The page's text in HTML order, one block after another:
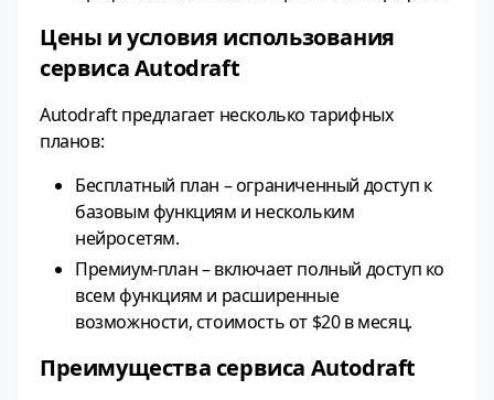
Цены и условия использования
сервиса Autodraft
Autodraft предлагает несколько тарифных
планов:
Бесплатный план – ограниченный доступ к
базовым функциям и нескольким
нейросетям.
Премиум-план – включает полный доступ ко
всем функциям и расширенные
возможности, стоимость от $20 в месяц.
Преимущества сервиса Autodraft